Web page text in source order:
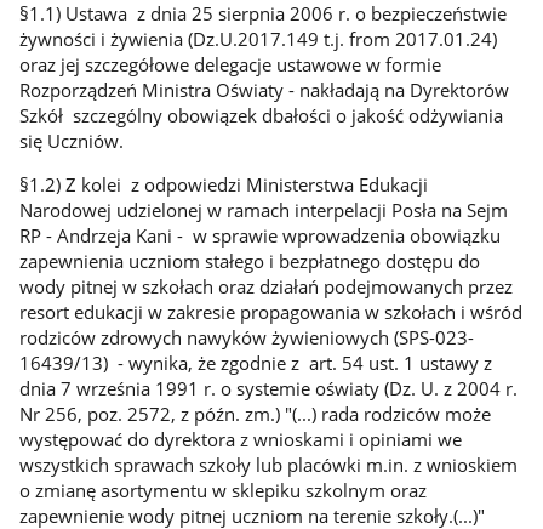
§1.1) Ustawa z dnia 25 sierpnia 2006 r. o bezpieczeństwie
żywności i żywienia (Dz.U.2017.149 t.j. from 2017.01.24)
oraz jej szczegółowe delegacje ustawowe w formie
Rozporządzeń Ministra Oświaty - nakładają na Dyrektorów
Szkół szczególny obowiązek dbałości o jakość odżywiania
się Uczniów.
§1.2) Z kolei z odpowiedzi Ministerstwa Edukacji
Narodowej udzielonej w ramach interpelacji Posła na Sejm
RP - Andrzeja Kani - w sprawie wprowadzenia obowiązku
zapewnienia uczniom stałego i bezpłatnego dostępu do
wody pitnej w szkołach oraz działań podejmowanych przez
resort edukacji w zakresie propagowania w szkołach i wśród
rodziców zdrowych nawyków żywieniowych (SPS-023-
16439/13) - wynika, że zgodnie z art. 54 ust. 1 ustawy z
dnia 7 września 1991 r. o systemie oświaty (Dz. U. z 2004 r.
Nr 256, poz. 2572, z późn. zm.) "(...) rada rodziców może
występować do dyrektora z wnioskami i opiniami we
wszystkich sprawach szkoły lub placówki m.in. z wnioskiem
o zmianę asortymentu w sklepiku szkolnym oraz
zapewnienie wody pitnej uczniom na terenie szkoły.(...)"